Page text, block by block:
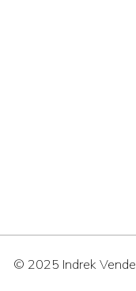
© 2025 Indrek